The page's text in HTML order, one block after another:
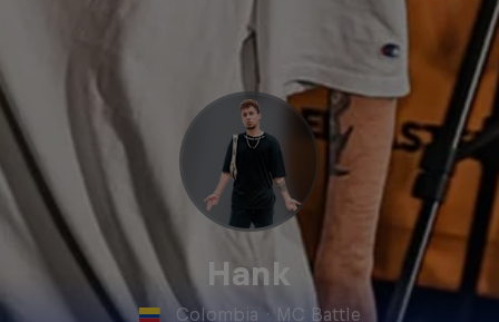
Hank
Colombia · MC Battle